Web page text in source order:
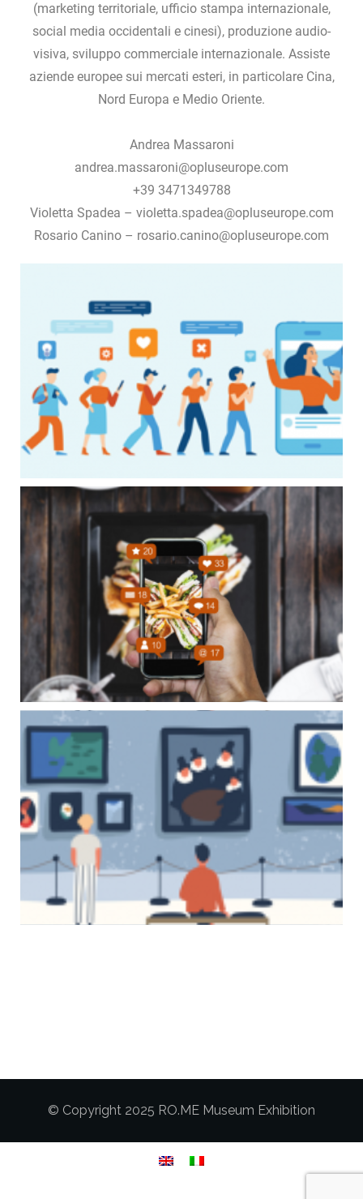
(marketing territoriale, ufficio stampa internazionale,
social media occidentali e cinesi), produzione audio-
visiva, sviluppo commerciale internazionale. Assiste
aziende europee sui mercati esteri, in particolare Cina,
Nord Europa e Medio Oriente.
Andrea Massaroni
andrea.massaroni@opluseurope.com
+39 3471349788
Violetta Spadea – violetta.spadea@opluseurope.com
Rosario Canino – rosario.canino@opluseurope.com
© Copyright 2025 RO.ME Museum Exhibition